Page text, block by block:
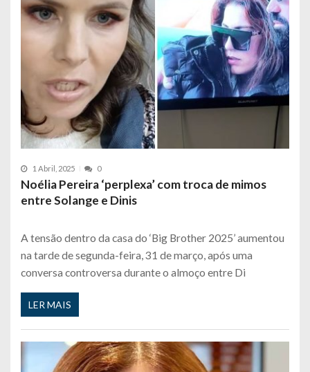
1 Abril, 2025 0
Noélia Pereira ‘perplexa’ com troca de mimos
entre Solange e Dinis
A tensão dentro da casa do ‘Big Brother 2025’ aumentou
na tarde de segunda-feira, 31 de março, após uma
conversa controversa durante o almoço entre Di
LER MAIS